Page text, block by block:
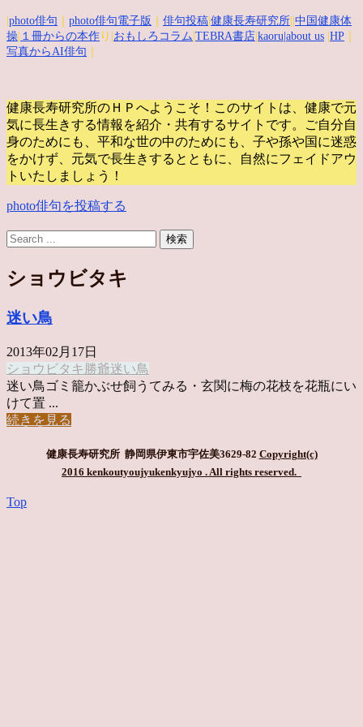
photo俳句 photo俳句電子版 俳句投稿 健康長寿研究所 中国健康体
操 １冊からの本作 り| おもしろコラム TEBRA書店 kaoru |about us HP
写真からAI俳句
健康長寿研究所のＨＰへようこそ！このサイトは、健康で元
気に長生きする情報を紹介・共有するサイトです。
ご自分自
身のためにも、平和な世の中のためにも、子や孫や国に迷惑
をかけず、元気で長生きするとともに、自然にフェイドアウ
トいたしましょう！
photo俳句を投稿する
ショウビタキ
迷い鳥
2013年02月17日
ショウビタキ 勝爺迷い鳥
迷い鳥ゴミ籠かぶせ飼うてみる・玄関に梅の花枝を花瓶にい
けて置 ...
続きを見る
健康長寿研究所 静岡県伊東市宇佐美3629-82 Copyright(c)
2016 kenkoutyoujyukenkyujyo . All rights reserved.
Top